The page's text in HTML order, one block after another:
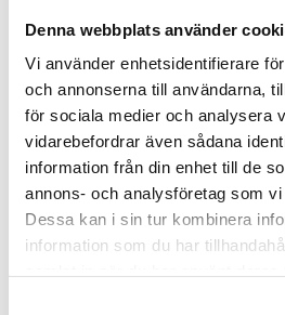
Denna webbplats använder
Vi använder enhetsidentifierare
och annonserna till användarna,
för sociala medier och analysera
vidarebefordrar även sådana
information från din enhet till de
annons- och analysföretag som
Dessa kan i sin tur kombinera
information som du har
Adaptersats för anpassning av
till ventiler av fabrikat Sauter.
MJUKVARA &
Artiklar (1 st)